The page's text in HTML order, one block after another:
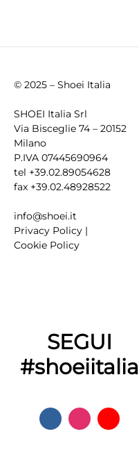
© 2025 – Shoei Italia
SHOEI Italia Srl
Via Bisceglie 74 – 20152
Milano
P.IVA 07445690964
tel +39.02.89054628
fax +39.02.48928522
info@shoei.it
Privacy Policy |
Cookie Policy
SEGUI
#shoeiitalia